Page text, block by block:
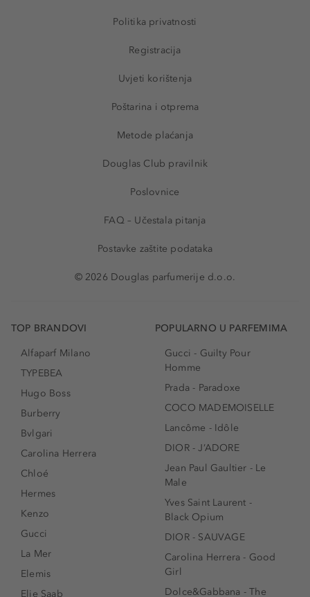
Politika privatnosti
Registracija
Uvjeti korištenja
Poštarina i otprema
Metode plaćanja
Douglas Club pravilnik
Poslovnice
FAQ – Učestala pitanja
Postavke zaštite podataka
© 2026 Douglas parfumerije d.o.o.
TOP BRANDOVI
Alfaparf Milano
TYPEBEA
Hugo Boss
Burberry
Bvlgari
Carolina Herrera
Chloé
Hermes
Kenzo
Gucci
La Mer
Elemis
Elie Saab
POPULARNO U PARFEMIMA
Gucci - Guilty Pour
Homme
Prada - Paradoxe
COCO MADEMOISELLE
Lancôme - Idôle
DIOR - J’ADORE
Jean Paul Gaultier - Le
Male
Yves Saint Laurent -
Black Opium
DIOR - SAUVAGE
Carolina Herrera - Good
Girl
Dolce&Gabbana - The